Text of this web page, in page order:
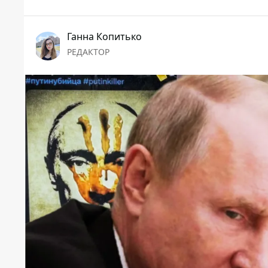
Ганна Копитько
РЕДАКТОР